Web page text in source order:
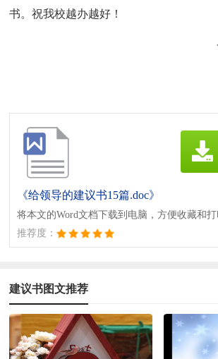
书。祝我校越办越好！
一
《给领导的建议书15篇.doc》
将本文的Word文档下载到电脑，方便收藏和打
推荐度：
建议书图文推荐